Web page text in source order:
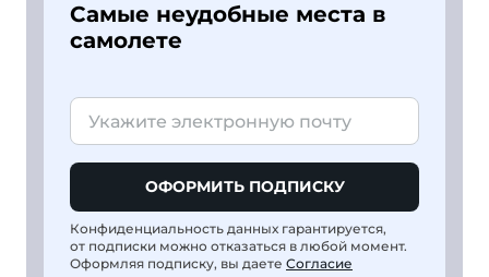
Самые неудобные места в
самолете
ОФОРМИТЬ ПОДПИСКУ
Конфиденциальность данных гарантируется,
от подписки можно отказаться в любой момент.
Оформляя подписку, вы даете Согласие